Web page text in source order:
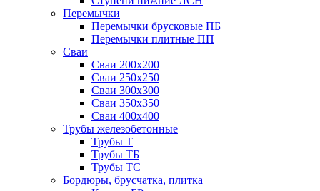
Перемычки
Перемычки брусковые ПБ
Перемычки плитные ПП
Сваи
Сваи 200х200
Сваи 250х250
Сваи 300х300
Сваи 350х350
Сваи 400х400
Трубы железобетонные
Трубы Т
Трубы ТБ
Трубы ТС
Бордюры, брусчатка, плитка